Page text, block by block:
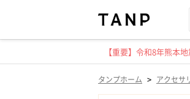
【重要】令和8年熊本
タンプホーム > アクセサ